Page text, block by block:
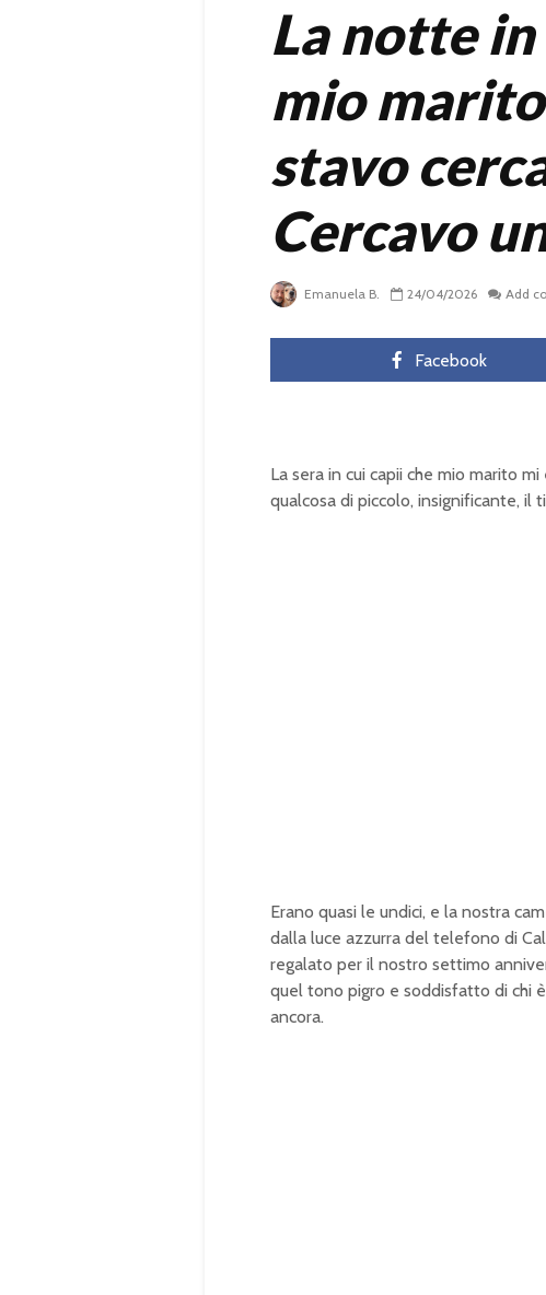
La notte
mio
stavo
Cercavo
Emanuela B. 24/04/2026 Add
Facebook
La sera in cui capii che mio marito
qualcosa di piccolo, insignificante, il
Erano quasi le undici, e la nostra
dalla luce azzurra del telefono di
regalato per il nostro settimo
quel tono pigro e soddisfatto di chi
ancora.